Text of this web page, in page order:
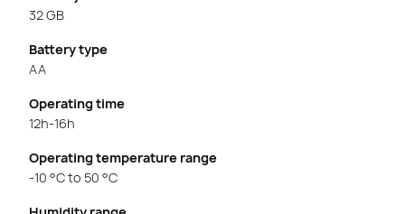
32 GB
Battery type
AA
Operating time
12h-16h
Operating temperature range
-10 °C to 50 °C